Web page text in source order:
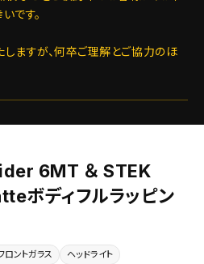
です。
ますが、何卒ご理解とご協力のほ
6MT ＆ STEK
ボディフルラッピン
ロントガラス ヘッドライト